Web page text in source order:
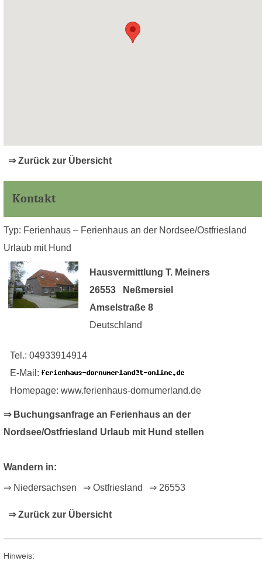
⇒ Zurück zur Übersicht
Kontakt
Typ: Ferienhaus – Ferienhaus an der Nordsee/Ostfriesland
Urlaub mit Hund
Hausvermittlung T. Meiners
26553 Neßmersiel
Amselstraße 8
Deutschland
Tel.: 04933914914
E-Mail:
Homepage: www.ferienhaus-dornumerland.de
⇒ Buchungsanfrage an Ferienhaus an der
Nordsee/Ostfriesland Urlaub mit Hund stellen
Wandern in:
⇒ Niedersachsen ⇒ Ostfriesland ⇒ 26553
⇒ Zurück zur Übersicht
Hinweis: